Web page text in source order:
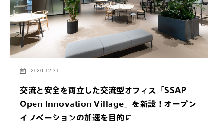
2020.12.21
交流と安全を両立した交流型オフィス「SSAP
Open Innovation Village」を新設！オープン
イノベーションの加速を目的に